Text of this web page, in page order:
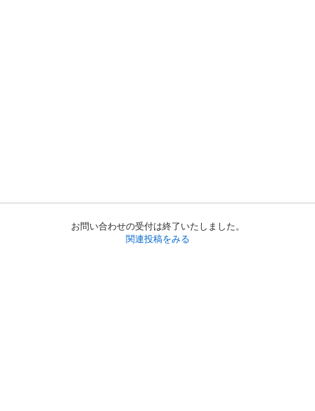
お問い合わせの受付は終了いたしました。
関連投稿をみる